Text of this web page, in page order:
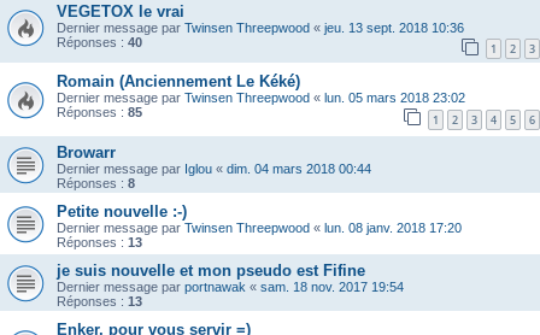
VEGETOX le vrai
Dernier message par Twinsen Threepwood « jeu. 13 sept. 2018 10:36
Réponses : 40 1 2 3
Romain (Anciennement Le Kéké)
Dernier message par Twinsen Threepwood « lun. 05 mars 2018 23:02
Réponses : 85 1 2 3 4 5 6
Browarr
Dernier message par Iglou « dim. 04 mars 2018 00:44
Réponses : 8
Petite nouvelle :-)
Dernier message par Twinsen Threepwood « lun. 08 janv. 2018 17:20
Réponses : 13
je suis nouvelle et mon pseudo est Fifine
Dernier message par portnawak « sam. 18 nov. 2017 19:54
Réponses : 13
Enker, pour vous servir =)